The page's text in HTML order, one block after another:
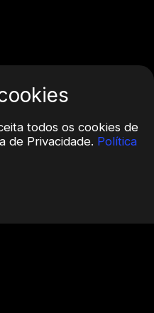
todos os cookies de
de Privacidade. Política